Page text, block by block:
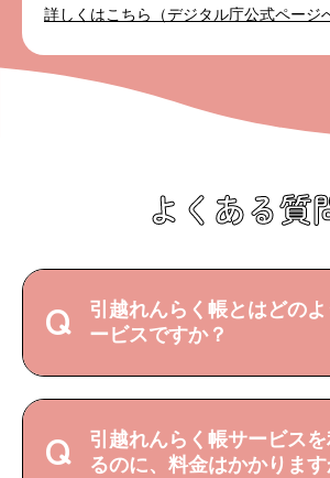
詳しくはこちら（デジタル庁公式ページ
よくある質
引越れんらく帳とはどの
ービスですか？
引越れんらく帳サービス
るのに、料金はかかります